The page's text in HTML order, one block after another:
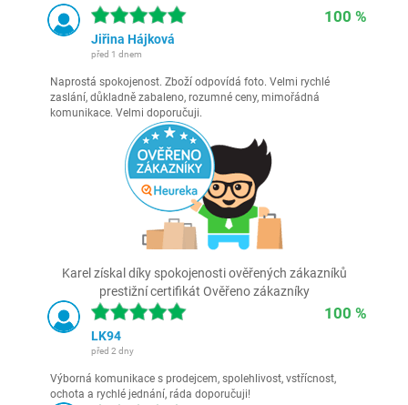
100 %
Jiřina Hájková
před 1 dnem
Naprostá spokojenost. Zboží odpovídá foto. Velmi rychlé
zaslání, důkladně zabaleno, rozumné ceny, mimořádná
komunikace. Velmi doporučuji.
Karel získal díky spokojenosti ověřených zákazníků
prestižní certifikát Ověřeno zákazníky
100 %
LK94
před 2 dny
Výborná komunikace s prodejcem, spolehlivost, vstřícnost,
ochota a rychlé jednání, ráda doporučuji!